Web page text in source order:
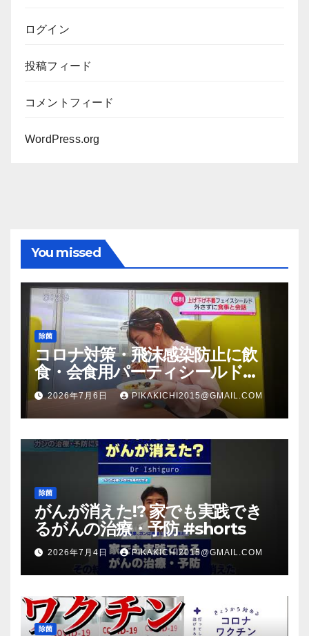
ログイン
投稿フィード
コメントフィード
WordPress.org
You missed
除菌
コロナ対策・飛沫感染防止に飲
食・会食用パーティシールド
（マスク会食代替品）ＦＢＣ福井
放送のＴＶ番組での紹介映像
2026年7月6日 PIKAKICHI2015@GMAIL.COM
除菌
がんが消えた!? 家でも実践でき
るがんの治療・予防 #shorts
2026年7月4日 PIKAKICHI2015@GMAIL.COM
除菌